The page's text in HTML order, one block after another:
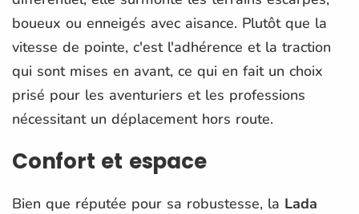
boueux ou enneigés avec aisance. Plutôt que la
vitesse de pointe, c'est l'adhérence et la traction
qui sont mises en avant, ce qui en fait un choix
prisé pour les aventuriers et les professions
nécessitant un déplacement hors route.
Confort et espace
Bien que réputée pour sa robustesse, la Lada